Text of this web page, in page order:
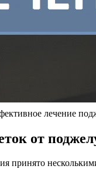
лечение
от
принято